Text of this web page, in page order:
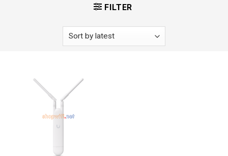
FILTER